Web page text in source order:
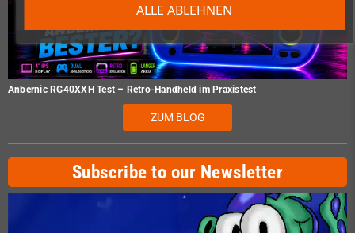
ALLE ABLEHNEN
Anbernic RG40XXH Test – Retro-Handheld im Praxistest
ZUM BLOG
Subscribe to our Newsletter